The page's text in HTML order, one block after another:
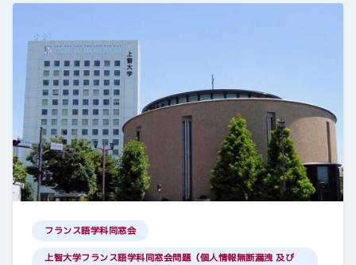
フランス語学科同窓会
上智大学フランス語学科同窓会問題（個人情報無断漏洩 及び